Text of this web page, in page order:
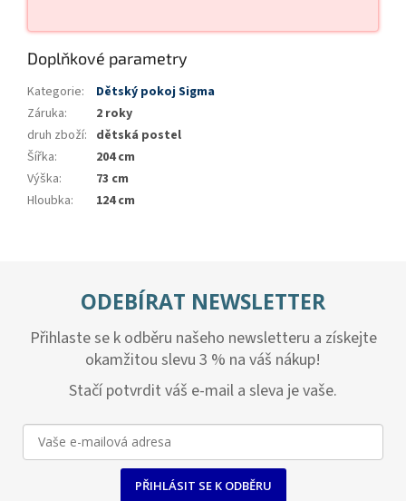
Doplňkové parametry
Kategorie:
Dětský pokoj Sigma
Záruka:
2 roky
druh zboží: dětská postel
Šířka:
204 cm
Výška:
73 cm
Hloubka: 124 cm
ODEBÍRAT NEWSLETTER
Přihlaste se k odběru našeho newsletteru a získejte
okamžitou slevu 3 % na váš nákup!
Stačí potvrdit váš e-mail a sleva je vaše.
PŘIHLÁSIT SE K ODBĚRU